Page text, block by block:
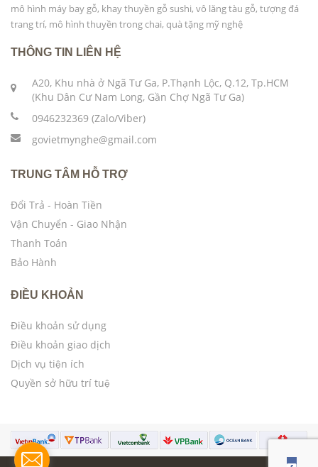
mô hình máy bay gỗ, khay thuyền gỗ sushi, vô lăng tàu gỗ, tượng đá
trang trí, mô hình thuyền trong chai, quà tặng mỹ nghệ
THÔNG TIN LIÊN HỆ
A20, Khu nhà ở Ngã Tư Ga, P.Thạnh Lộc, Q.12, Tp.HCM
(Khu Dân Cư Nam Long, Gần Chợ Ngã Tư Ga)
0946232369 (Zalo/Viber)
govietmynghe@gmail.com
TRUNG TÂM HỖ TRỢ
Đổi Trả - Hoàn Tiền
Vận Chuyển - Giao Nhận
Thanh Toán
Bảo Hành
ĐIỀU KHOẢN
Điều khoản sử dụng
Điều khoản giao dịch
Dịch vụ tiện ích
Quyền sở hữu trí tuệ